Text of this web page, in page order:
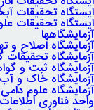
ایستگاه تحقیقات
ایستگاه تحقیقات
آزمایشگاهها
آزمایشگاه اصلاح و
آزمایشگاه
آزمایشگاه ثبت و
آزمایشگاه خاک و آب
آزمایشگاه علوم دامی
واحد فناوری